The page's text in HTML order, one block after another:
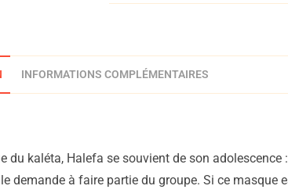
INFORMATIONS COMPLÉMENTAIRES
du kaléta, Halefa se souvient de son adolescence
demande à faire partie du groupe. Si ce masque